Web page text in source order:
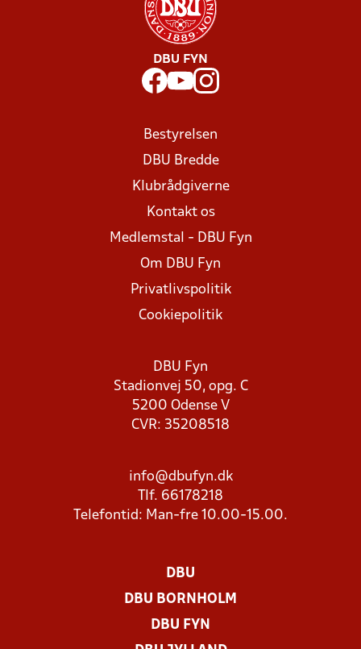
DBU FYN
Bestyrelsen
DBU Bredde
Klubrådgiverne
Kontakt os
Medlemstal - DBU Fyn
Om DBU Fyn
Privatlivspolitik
Cookiepolitik
DBU Fyn
Stadionvej 50, opg. C
5200 Odense V
CVR: 35208518
info@dbufyn.dk
Tlf. 66178218
Telefontid: Man-fre 10.00-15.00.
DBU
DBU BORNHOLM
DBU FYN